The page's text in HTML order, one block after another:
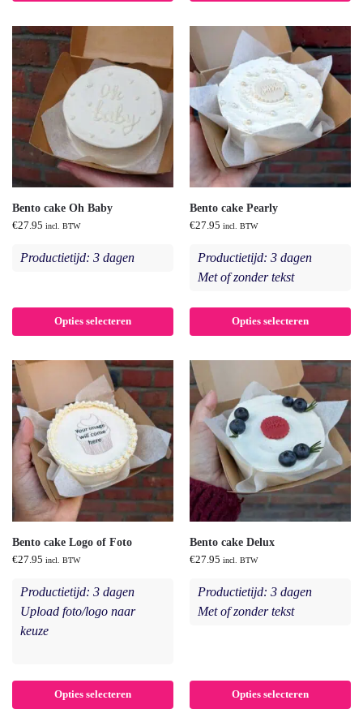
Bento cake Oh Baby
€27.95 incl. BTW
Productietijd: 3 dagen
Opties selecteren
Bento cake Pearly
€27.95 incl. BTW
Productietijd: 3 dagen
Met of zonder tekst
Opties selecteren
Bento cake Logo of Foto
€27.95 incl. BTW
Productietijd: 3 dagen
Upload foto/logo naar
keuze
Opties selecteren
Bento cake Delux
€27.95 incl. BTW
Productietijd: 3 dagen
Met of zonder tekst
Opties selecteren